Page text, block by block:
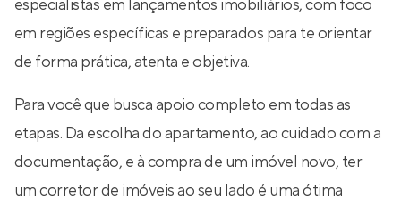
especialistas em lançamentos imobiliários, com foco
em regiões específicas e preparados para te orientar
de forma prática, atenta e objetiva.
Para você que busca apoio completo em todas as
etapas. Da escolha do apartamento, ao cuidado com a
documentação, e à compra de um imóvel novo, ter
um corretor de imóveis ao seu lado é uma ótima